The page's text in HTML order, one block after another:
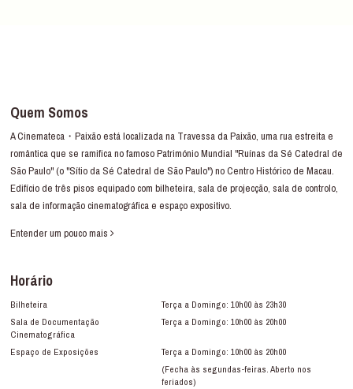
Quem Somos
A Cinemateca・Paixão está localizada na Travessa da Paixão, uma rua estreita e
romântica que se ramifica no famoso Património Mundial "Ruínas da Sé Catedral de
São Paulo" (o "Sítio da Sé Catedral de São Paulo") no Centro Histórico de Macau.
Edifício de três pisos equipado com bilheteira, sala de projecção, sala de controlo,
sala de informação cinematográfica e espaço expositivo.
Entender um pouco mais
Horário
Bilheteira
Terça a Domingo: 10h00 às 23h30
Sala de Documentação
Cinematográfica
Terça a Domingo: 10h00 às 20h00
Espaço de Exposições
Terça a Domingo: 10h00 às 20h00
(Fecha às segundas-feiras. Aberto nos
feriados)